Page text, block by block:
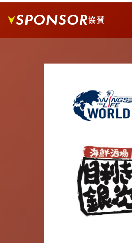
新荒川大橋に出るまで真っす
SPONSOR協賛